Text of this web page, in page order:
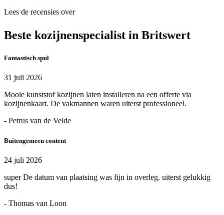
Lees de recensies over
Beste kozijnenspecialist in Britswert
Fantastisch spul
31 juli 2026
Mooie kunststof kozijnen laten installeren na een offerte via
kozijnenkaart. De vakmannen waren uiterst professioneel.
- Petrus van de Velde
Buitengemeen content
24 juli 2026
super De datum van plaatsing was fijn in overleg. uiterst gelukkig
dus!
- Thomas van Loon